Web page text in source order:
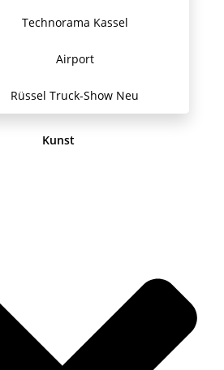
Technorama Kassel
Airport
Rüssel Truck-Show Neu
Kunst